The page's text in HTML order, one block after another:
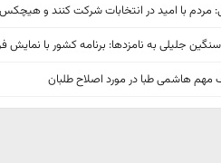
مردم با امید در انتخابات شرکت کنند و
سنگین جلیلی به نامزدها: برنامه کشور با نمایش
مهم هاشمی طبا در مورد اصلاح طلبان